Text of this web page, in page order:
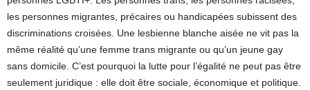
les personnes migrantes, précaires ou handicapées subissent des
discriminations croisées. Une lesbienne blanche aisée ne vit pas la
même réalité qu’une femme trans migrante ou qu’un jeune gay
sans domicile. C’est pourquoi la lutte pour l’égalité ne peut pas être
seulement juridique : elle doit être sociale, économique et politique.